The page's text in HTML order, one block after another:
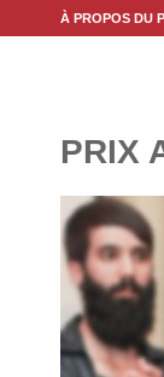
À PROPOS DU
PRIX